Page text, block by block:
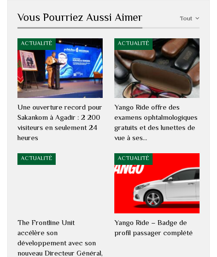
Tout
Vous Pourriez Aussi Aimer
ACTUALITÉ
Une ouverture record pour
Sakankom à Agadir : 2 200
visiteurs en seulement 24
heures
ACTUALITÉ
Yango Ride offre des
examens ophtalmologiques
gratuits et des lunettes de
vue à ses…
ACTUALITÉ
The Frontline Unit
accélère son
développement avec son
nouveau Directeur Général,
ACTUALITÉ
Yango Ride – Badge de
profil passager complété